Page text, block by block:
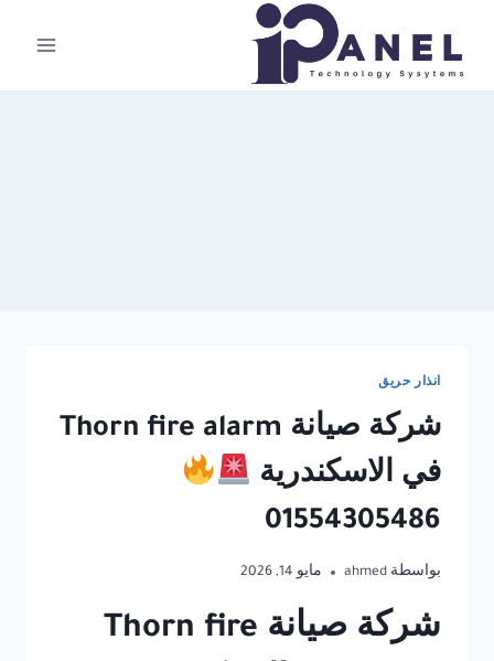
المحتوى
انذار حريق
شركة صيانة Thorn fire alarm
في الاسكندرية
01554305486
بواسطة ahmed مايو 14, 2026
شركة صيانة Thorn fire